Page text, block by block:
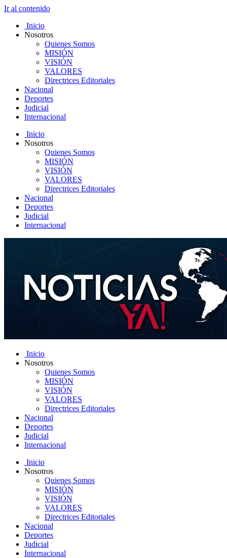
Ir al contenido
Inicio
Nosotros
Quienes Somos
MISIÓN
VISIÓN
VALORES
Directrices Editoriales
Nacional
Deportes
Judicial
Internacional
Inicio
Nosotros
Quienes Somos
MISIÓN
VISIÓN
VALORES
Directrices Editoriales
Nacional
Deportes
Judicial
Internacional
Inicio
Nosotros
Quienes Somos
MISIÓN
VISIÓN
VALORES
Directrices Editoriales
Nacional
Deportes
Judicial
Internacional
Inicio
Nosotros
Quienes Somos
MISIÓN
VISIÓN
VALORES
Directrices Editoriales
Nacional
Deportes
Judicial
Internacional